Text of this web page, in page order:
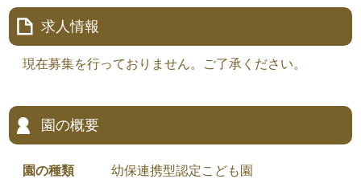
求人情報
現在募集を行っておりません。ご了承ください。
園の概要
園の種類 幼保連携型認定こども園